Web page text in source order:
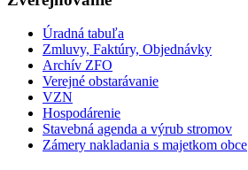
Úradná tabuľa
Zmluvy, Faktúry, Objednávky
Archív ZFO
Verejné obstarávanie
VZN
Hospodárenie
Stavebná agenda a výrub stromov
Zámery nakladania s majetkom obce